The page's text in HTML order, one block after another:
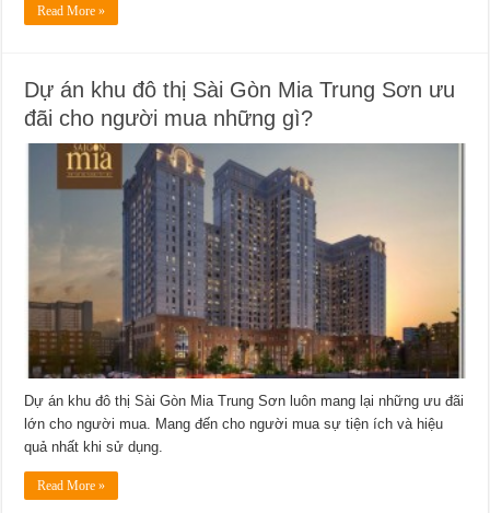
Read More »
Dự án khu đô thị Sài Gòn Mia Trung Sơn ưu
đãi cho người mua những gì?
Dự án khu đô thị Sài Gòn Mia Trung Sơn luôn mang lại những ưu đãi
lớn cho người mua. Mang đến cho người mua sự tiện ích và hiệu
quả nhất khi sử dụng.
Read More »